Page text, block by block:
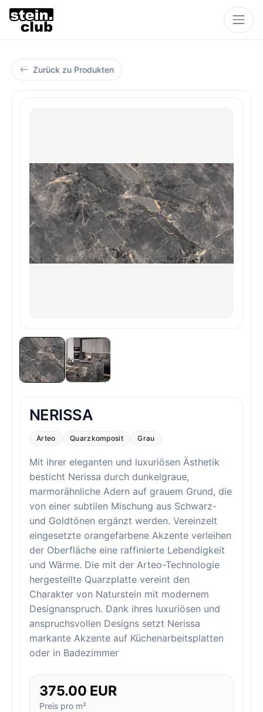
Zurück zu Produkten
NERISSA
Arteo Quarzkomposit Grau
Mit ihrer eleganten und luxuriösen Ästhetik
besticht Nerissa durch dunkelgraue,
marmorähnliche Adern auf grauem Grund, die
von einer subtilen Mischung aus Schwarz-
und Goldtönen ergänzt werden. Vereinzelt
eingesetzte orangefarbene Akzente verleihen
der Oberfläche eine raffinierte Lebendigkeit
und Wärme. Die mit der Arteo-Technologie
hergestellte Quarzplatte vereint den
Charakter von Naturstein mit modernem
Designanspruch. Dank ihres luxuriösen und
anspruchsvollen Designs setzt Nerissa
markante Akzente auf Küchenarbeitsplatten
oder in Badezimmer
375.00 EUR
Preis pro m²